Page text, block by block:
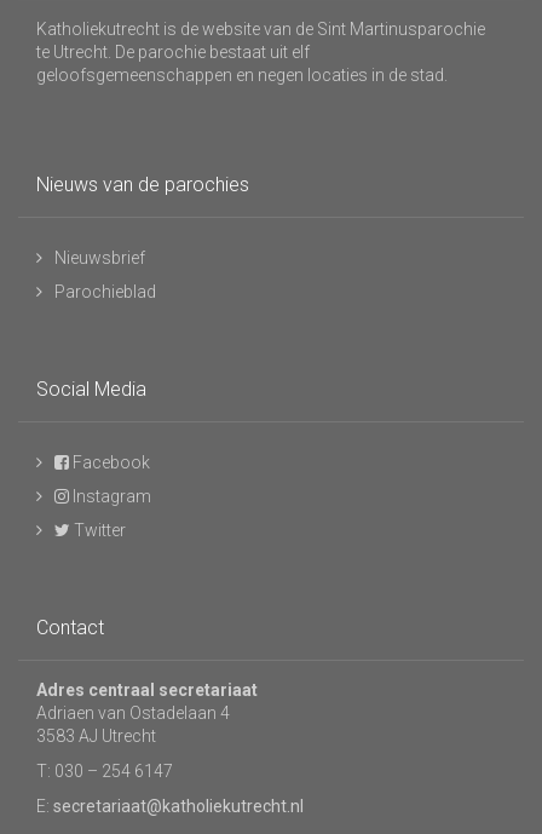
Katholiekutrecht is de website van de Sint Martinusparochie
te Utrecht. De parochie bestaat uit elf
geloofsgemeenschappen en negen locaties in de stad.
Nieuws van de parochies
Nieuwsbrief
Parochieblad
Social Media
Facebook
Instagram
Twitter
Contact
Adres centraal secretariaat
Adriaen van Ostadelaan 4
3583 AJ Utrecht
T: 030 – 254 6147
E: secretariaat@katholiekutrecht.nl